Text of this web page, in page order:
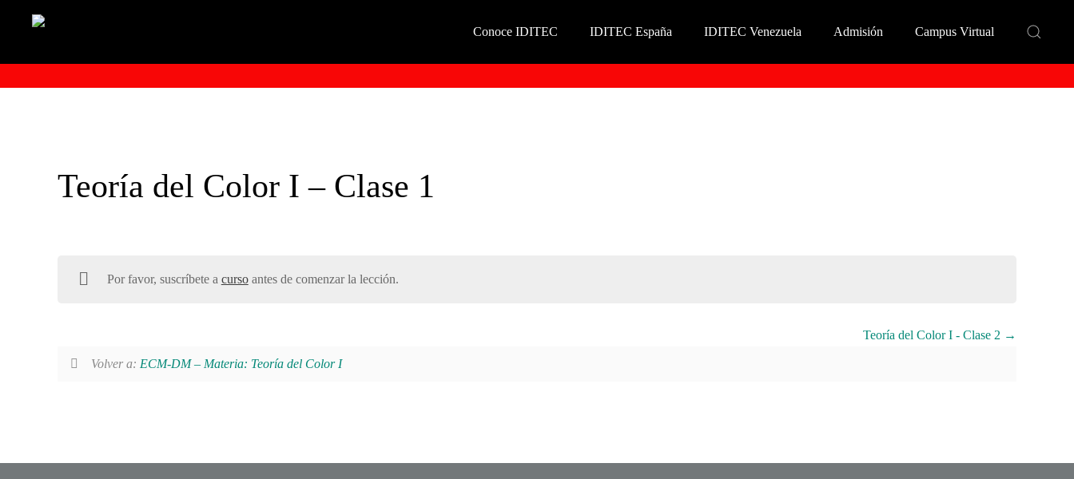
Conoce IDITEC IDITEC España IDITEC Venezuela Admisión Campus Virtual
Teoría del Color I – Clase 1
Por favor, suscríbete a cursoantes de comenzar la lección.
Teoría del Color I - Clase 2
Volver a: ECM-DM – Materia: Teoría del Color I